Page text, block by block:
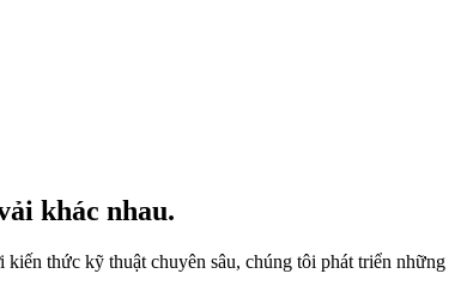
khác nhau.
thức kỹ thuật chuyên sâu, chúng tôi phát triển những